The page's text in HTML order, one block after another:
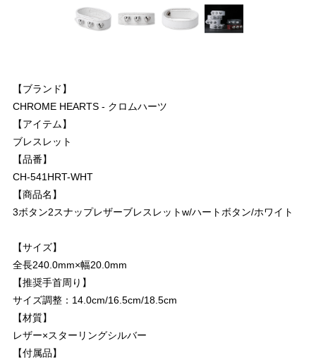
【ブランド】
CHROME HEARTS - クロムハーツ
【アイテム】
ブレスレット
【品番】
CH-541HRT-WHT
【商品名】
3ボタン2スナップレザーブレスレットw/ハートボタン/ホワイト
【サイズ】
全長240.0mm×幅20.0mm
【推奨手首周り】
サイズ調整：14.0cm/16.5cm/18.5cm
【材質】
レザー×スターリングシルバー
【付属品】